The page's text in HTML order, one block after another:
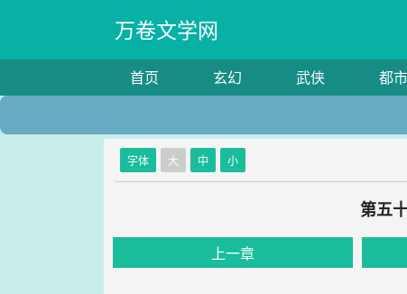
万卷文学网
首页 玄幻 武侠 都市
字体 大 中 小
第五
上一章